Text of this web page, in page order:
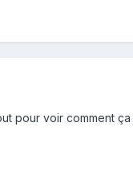
pour voir comment